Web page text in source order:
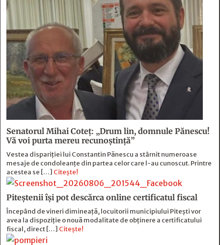
Senatorul Mihai Coteț: „Drum lin, domnule Pănescu!
Vă voi purta mereu recunoștință”
Vestea dispariției lui Constantin Pănescu a stârnit numeroase
mesaje de condoleanțe din partea celor care l-au cunoscut. Printre
acestea se […] Citește!
Piteștenii își pot descărca online certificatul fiscal
Începând de vineri dimineață, locuitorii municipiului Pitești vor
avea la dispoziție o nouă modalitate de obținere a certificatului
fiscal, direct […] Citește!